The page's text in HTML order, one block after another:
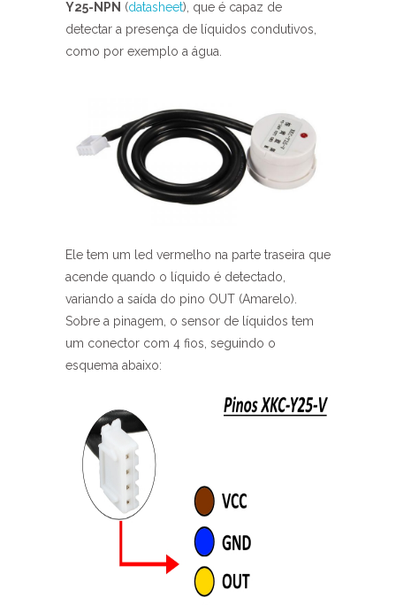
Y25-NPN (datasheet), que é capaz de
detectar a presença de líquidos condutivos,
como por exemplo a água.
Ele tem um led vermelho na parte traseira que
acende quando o líquido é detectado,
variando a saída do pino OUT (Amarelo).
Sobre a pinagem, o sensor de líquidos tem
um conector com 4 fios, seguindo o
esquema abaixo: